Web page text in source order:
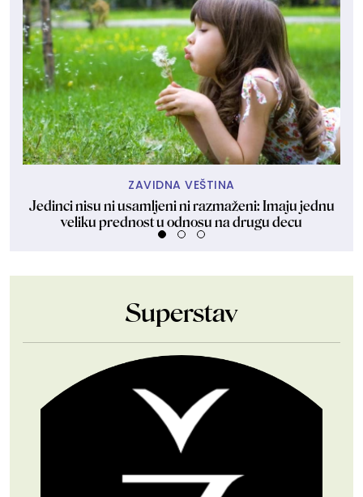
ZAVIDNA VEŠTINA
Jedinci nisu ni usamljeni ni razmaženi: Imaju jednu
veliku prednost u odnosu na drugu decu
Superstav